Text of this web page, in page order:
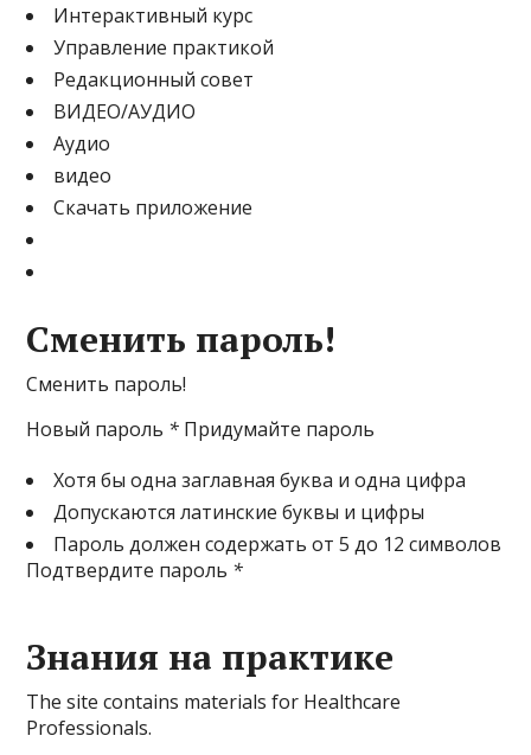
Интерактивный курс
Управление практикой
Редакционный совет
ВИДЕО/АУДИО
Аудио
видео
Скачать приложение
Сменить пароль!
Сменить пароль!
Новый пароль * Придумайте пароль
Хотя бы одна заглавная буква и одна цифра
Допускаются латинские буквы и цифры
Пароль должен содержать от 5 до 12 символов
Подтвердите пароль *
Знания на практике
The site contains materials for Healthcare
Professionals.